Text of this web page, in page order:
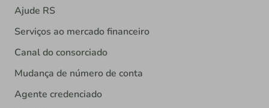
Ajude RS
Serviços ao mercado financeiro
Canal do consorciado
Mudança de número de conta
Agente credenciado